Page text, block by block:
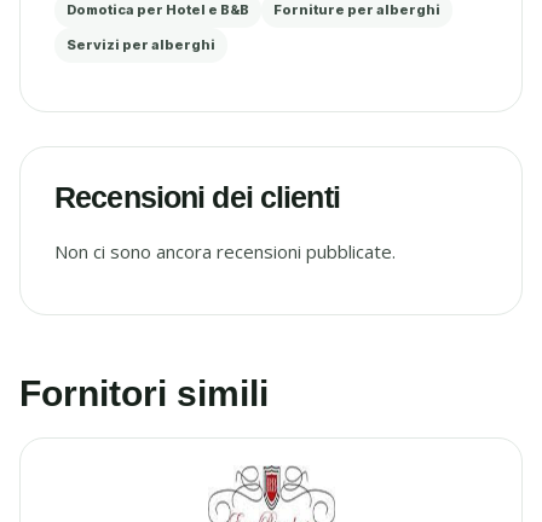
Domotica per Hotel e B&B Forniture per alberghi
Servizi per alberghi
Recensioni dei clienti
Non ci sono ancora recensioni pubblicate.
Fornitori simili